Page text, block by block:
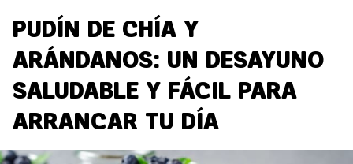
PUDÍN DE CHÍA Y
ARÁNDANOS: UN DESAYUNO
SALUDABLE Y FÁCIL PARA
ARRANCAR TU DÍA